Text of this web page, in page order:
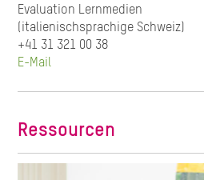
Evaluation Lernmedien
(italienischsprachige Schweiz)
+41 31 321 00 38
E-Mail
Ressourcen